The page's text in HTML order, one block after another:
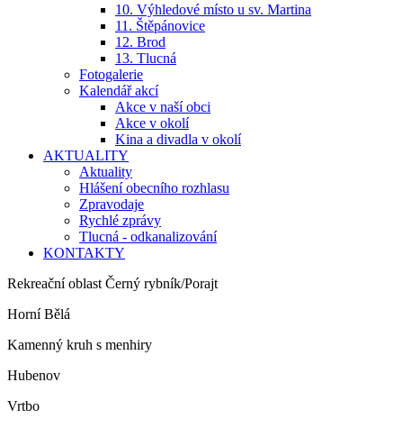
10. Výhledové místo u sv. Martina
11. Štěpánovice
12. Brod
13. Tlucná
Fotogalerie
Kalendář akcí
Akce v naší obci
Akce v okolí
Kina a divadla v okolí
AKTUALITY
Aktuality
Hlášení obecního rozhlasu
Zpravodaje
Rychlé zprávy
Tlucná - odkanalizování
KONTAKTY
Rekreační oblast Černý rybník/Porajt
Horní Bělá
Kamenný kruh s menhiry
Hubenov
Vrtbo